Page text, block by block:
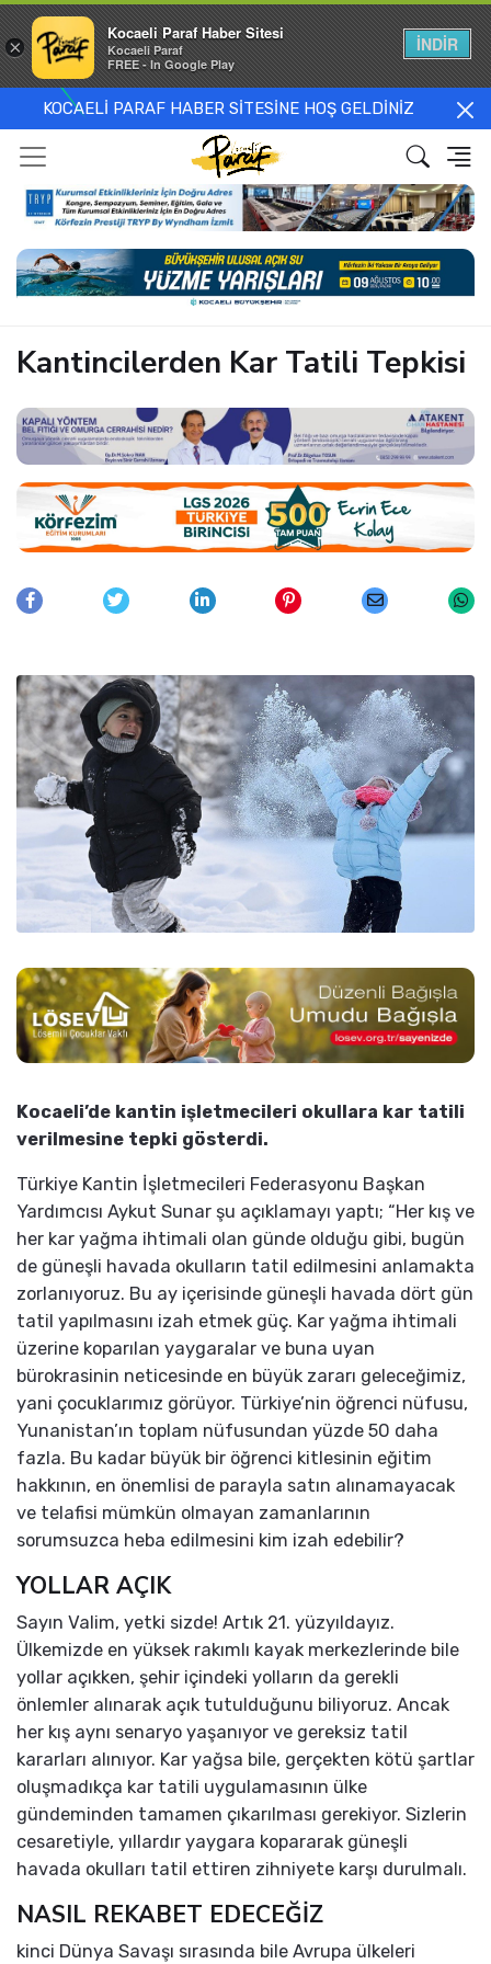
KOCAELİ PARAF HABER SİTESİNE HOŞ GELDİNİZ
Kantincilerden Kar Tatili Tepkisi
Kocaeli’de kantin işletmecileri okullara kar tatili
verilmesine tepki gösterdi.
Türkiye Kantin İşletmecileri Federasyonu Başkan
Yardımcısı Aykut Sunar şu açıklamayı yaptı; “Her kış ve
her kar yağma ihtimali olan günde olduğu gibi, bugün
de güneşli havada okulların tatil edilmesini anlamakta
zorlanıyoruz. Bu ay içerisinde güneşli havada dört gün
tatil yapılmasını izah etmek güç. Kar yağma ihtimali
üzerine koparılan yaygaralar ve buna uyan
bürokrasinin neticesinde en büyük zararı geleceğimiz,
yani çocuklarımız görüyor. Türkiye’nin öğrenci nüfusu,
Yunanistan’ın toplam nüfusundan yüzde 50 daha
fazla. Bu kadar büyük bir öğrenci kitlesinin eğitim
hakkının, en önemlisi de parayla satın alınamayacak
ve telafisi mümkün olmayan zamanlarının
sorumsuzca heba edilmesini kim izah edebilir?
YOLLAR AÇIK
Sayın Valim, yetki sizde! Artık 21. yüzyıldayız.
Ülkemizde en yüksek rakımlı kayak merkezlerinde bile
yollar açıkken, şehir içindeki yolların da gerekli
önlemler alınarak açık tutulduğunu biliyoruz. Ancak
her kış aynı senaryo yaşanıyor ve gereksiz tatil
kararları alınıyor. Kar yağsa bile, gerçekten kötü şartlar
oluşmadıkça kar tatili uygulamasının ülke
gündeminden tamamen çıkarılması gerekiyor. Sizlerin
cesaretiyle, yıllardır yaygara kopararak güneşli
havada okulları tatil ettiren zihniyete karşı durulmalı.
NASIL REKABET EDECEĞİZ
kinci Dünya Savaşı sırasında bile Avrupa ülkeleri
×
Kocaeli Paraf Haber Sitesi
Kocaeli Paraf
FREE - In Google Play
İNDİR